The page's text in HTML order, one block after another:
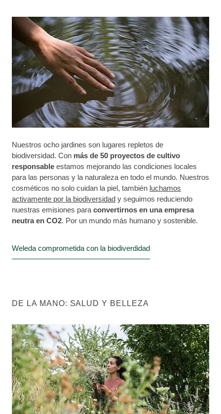
Nuestros ocho jardines son lugares repletos de
biodiversidad. Con más de 50 proyectos de cultivo
responsable estamos mejorando las condiciones locales
para las personas y la naturaleza en todo el mundo. Nuestros
cosméticos no solo cuidan la piel, también luchamos
activamente por la biodiversidad y seguimos reduciendo
nuestras emisiones para convertirnos en una empresa
neutra en CO2. Por un mundo más humano y sostenible.
Weleda comprometida con la biodiverdidad
DE LA MANO: SALUD Y BELLEZA